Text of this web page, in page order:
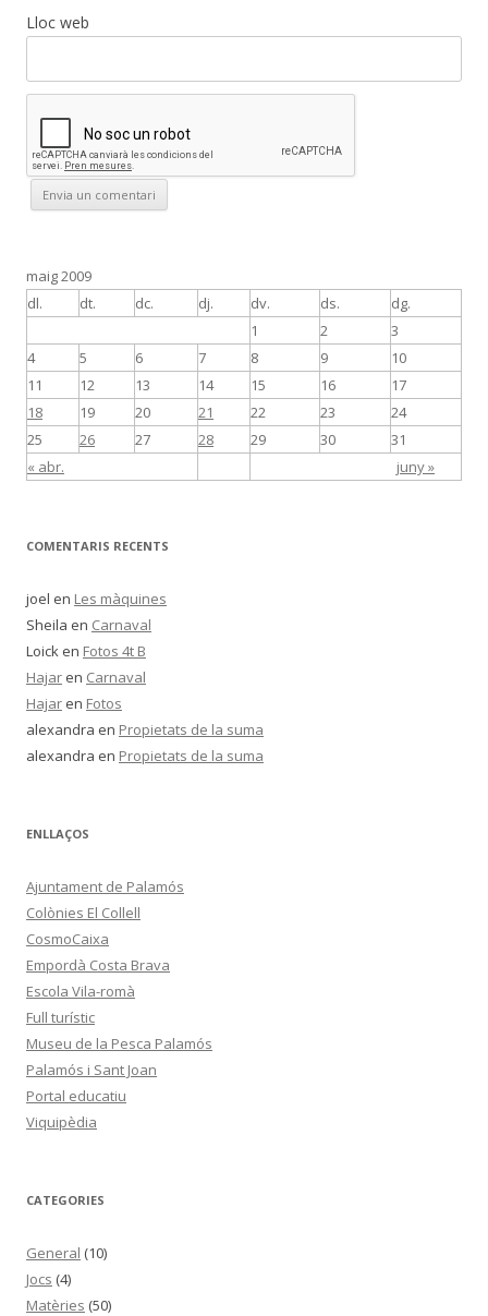
Lloc web
maig 2009
dl.
dt. dc. dj. dv. ds. dg.
« abr. juny »
1 2
3
4
5 6 7 8 9
10
11
12 13 14 15 16
17
18
19 20 21 22 23
24
25
26 27 28 29 30 31
COMENTARIS RECENTS
joel en Les màquines
Sheila en Carnaval
Loick en Fotos 4t B
Hajar en Carnaval
Hajar en Fotos
alexandra en Propietats de la suma
alexandra en Propietats de la suma
ENLLAÇOS
Ajuntament de Palamós
Colònies El Collell
CosmoCaixa
Empordà Costa Brava
Escola Vila-romà
Full turístic
Museu de la Pesca Palamós
Palamós i Sant Joan
Portal educatiu
Viquipèdia
CATEGORIES
General (10)
Jocs (4)
Matèries (50)